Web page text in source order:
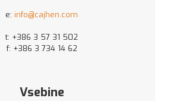
e: info@cajhen.com
t: +386 3 57 31 502
f: +386 3 734 14 62
Vsebine